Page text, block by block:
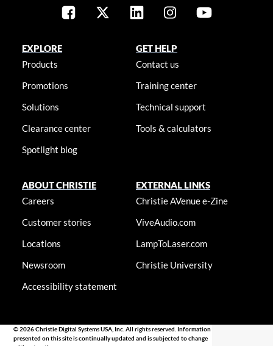
EXPLORE
Products
Promotions
Solutions
Clearance center
Spotlight blog
GET HELP
Contact us
Training center
Technical support
Tools & calculators
ABOUT CHRISTIE
Careers
Customer stories
Locations
Newsroom
Accessibility statement
EXTERNAL LINKS
Christie AVenue e-Zine
ViveAudio.com
LampToLaser.com
Christie University
© 2026 Christie Digital Systems USA, Inc. All rights reserved. Information
presented on this site is continually updated and is subjected to change